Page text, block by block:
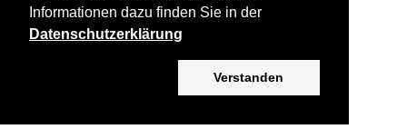
Informationen dazu finden Sie in der
Datenschutzerklärung
Verstanden
Copyright © 2026 KV-GmbH